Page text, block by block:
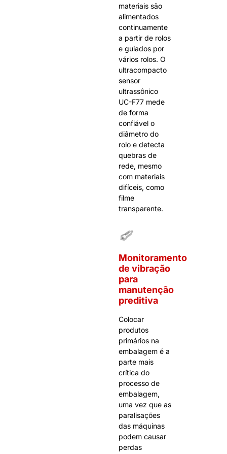
materiais são
alimentados
continuamente
a partir de rolos
e guiados por
vários rolos. O
ultracompacto
sensor
ultrassônico
UC-F77 mede
de forma
confiável o
diâmetro do
rolo e detecta
quebras de
rede, mesmo
com materiais
difíceis, como
filme
transparente.
Monitoramento
de vibração
para
manutenção
preditiva
Colocar
produtos
primários na
embalagem é a
parte mais
crítica do
processo de
embalagem,
uma vez que as
paralisações
das máquinas
podem causar
perdas